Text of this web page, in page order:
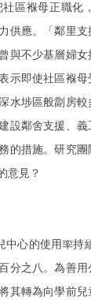
區褓母正職化
供應。「鄰里
與不少基層婦
示即使社區褓
水埗區般劏房
設鄰舍支援、
的措施。研究
意見？
中心的使用率持
分之八。為善
其轉為向學前